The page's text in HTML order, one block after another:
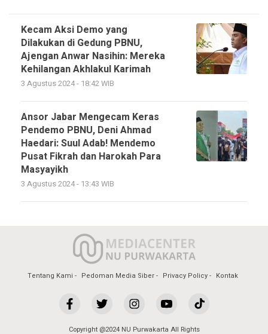
Kecam Aksi Demo yang
Dilakukan di Gedung PBNU,
Ajengan Anwar Nasihin: Mereka
Kehilangan Akhlakul Karimah
3 Agustus 2024 - 18:42 WIB
Ansor Jabar Mengecam Keras
Pendemo PBNU, Deni Ahmad
Haedari: Suul Adab! Mendemo
Pusat Fikrah dan Harokah Para
Masyayikh
3 Agustus 2024 - 13:43 WIB
Tentang Kami Pedoman Media Siber Privacy Policy Kontak
Copyright @2024 NU Purwakarta All Rights